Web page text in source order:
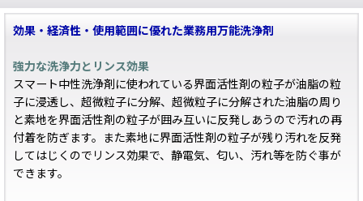
効果・経済性・使用範囲に優れた業務用万能洗浄剤
強力な洗浄力とリンス効果
スマート中性洗浄剤に使われている界面活性剤の粒子が油脂の粒
子に浸透し、超微粒子に分解、超微粒子に分解された油脂の周り
と素地を界面活性剤の粒子が囲み互いに反発しあうので汚れの再
付着を防ぎます。また素地に界面活性剤の粒子が残り汚れを反発
してはじくのでリンス効果で、静電気、匂い、汚れ等を防ぐ事が
できます。